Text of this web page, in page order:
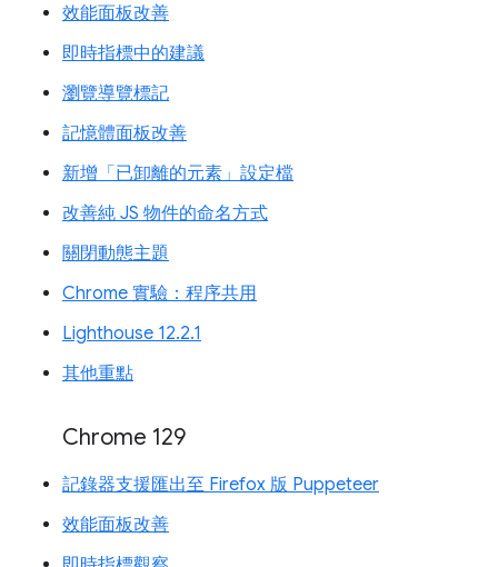
效能面板改善
即時指標中的建議
瀏覽導覽標記
記憶體面板改善
新增「已卸離的元素」設定檔
改善純 JS 物件的命名方式
關閉動態主題
Chrome 實驗：程序共用
Lighthouse 12.2.1
其他重點
Chrome 129
記錄器支援匯出至 Firefox 版 Puppeteer
效能面板改善